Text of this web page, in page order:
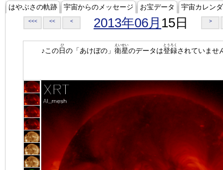
はやぶさの軌跡 宇宙からのメッセージ お宝データ 宇宙カレン
<<< << < 2013年06月 15日 >
♪この日
ひ
の「あけぼの」 衛星
えいせい
のデータは登録
とうろく
されていませ